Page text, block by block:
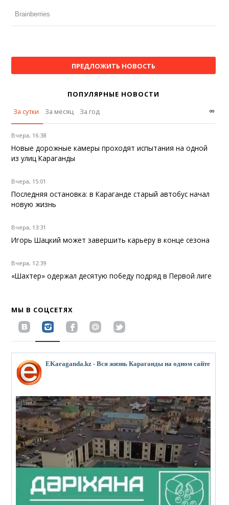
ПРЕДЛОЖИТЬ НОВОСТЬ
ПОПУЛЯРНЫЕ НОВОСТИ
За сутки
За месяц За год ∞
Вчера, 16:38
Новые дорожные камеры проходят испытания на одной
из улиц Караганды
Вчера, 15:01
Последняя остановка: в Караганде старый автобус начал
новую жизнь
Вчера, 13:31
Игорь Шацкий может завершить карьеру в конце сезона
Вчера, 12:39
«Шахтер» одержал десятую победу подряд в Первой лиге
МЫ В СОЦСЕТЯХ
EKaraganda.kz - Вся жизнь Караганды на одном сайте